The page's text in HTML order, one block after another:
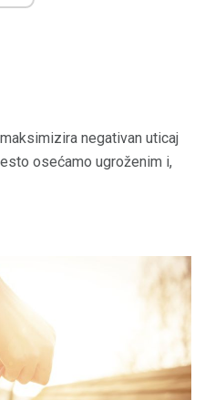
negativan uticaj
osećamo ugroženim i,